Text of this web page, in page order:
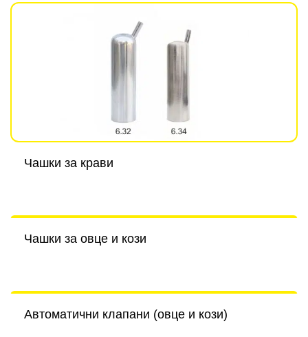
Чашки за крави
Чашки за овце и кози
Автоматични клапани (овце и кози)